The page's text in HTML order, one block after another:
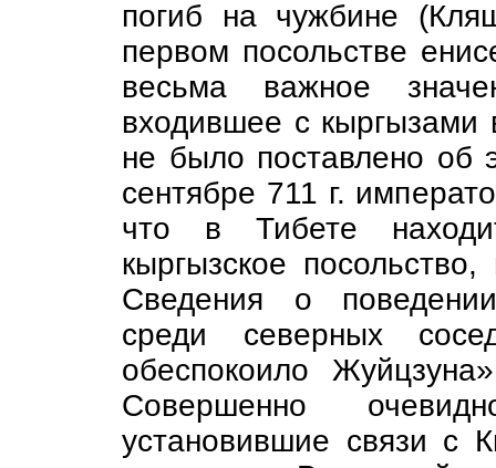
погиб на чужбине
первом посольстве
весьма важное
входившее с кыргызами
не было поставлено об
сентябре 711 г.
что в Тибете
кыргызское
Сведения о
среди северных
обеспокоило
Совершенно
установившие связи с